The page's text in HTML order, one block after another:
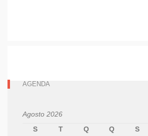
AGENDA
Agosto 2026
S
T Q Q S